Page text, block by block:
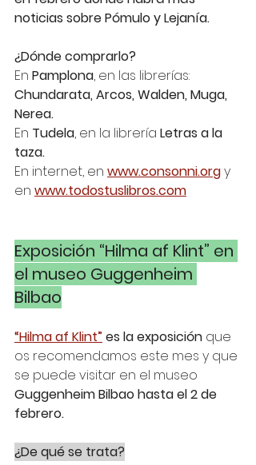
noticias sobre Pómulo y Lejanía.
¿Dónde comprarlo?
En Pamplona, en las librerías:
Chundarata, Arcos, Walden, Muga,
Nerea.
En Tudela, en la librería Letras a la
taza.
En internet, en www.consonni.org y
en www.todostuslibros.com
Exposición “Hilma af Klint” en
el museo Guggenheim
Bilbao
“Hilma af Klint” es la exposición que
os recomendamos este mes y que
se puede visitar en el museo
Guggenheim Bilbao hasta el 2 de
febrero.
¿De qué se trata?